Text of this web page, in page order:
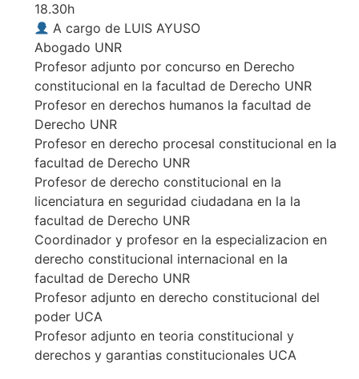
18.30h
A cargo de LUIS AYUSO
Abogado UNR
Profesor adjunto por concurso en Derecho
constitucional en la facultad de Derecho UNR
Profesor en derechos humanos la facultad de
Derecho UNR
Profesor en derecho procesal constitucional en la
facultad de Derecho UNR
Profesor de derecho constitucional en la
licenciatura en seguridad ciudadana en la la
facultad de Derecho UNR
Coordinador y profesor en la especializacion en
derecho constitucional internacional en la
facultad de Derecho UNR
Profesor adjunto en derecho constitucional del
poder UCA
Profesor adjunto en teoria constitucional y
derechos y garantias constitucionales UCA